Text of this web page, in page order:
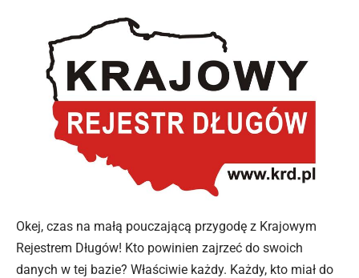
Okej, czas na małą pouczającą przygodę z Krajowym
Rejestrem Długów! Kto powinien zajrzeć do swoich
danych w tej bazie? Właściwie każdy. Każdy, kto miał do